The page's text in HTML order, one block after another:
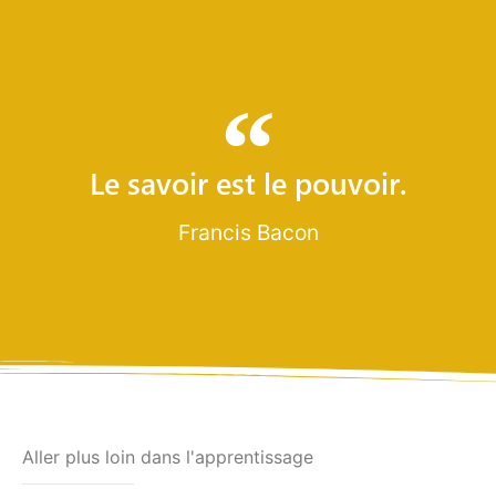
Le savoir est le pouvoir.
Francis Bacon
Aller plus loin dans l'apprentissage